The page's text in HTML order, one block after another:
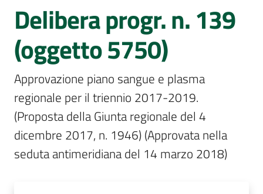
Argomenti
Per
i
media
Per
i
Delibera progr. n. 139
(oggetto 5750)
Approvazione piano sangue e plasma
regionale per il triennio 2017-2019.
(Proposta della Giunta regionale del 4
dicembre 2017, n. 1946) (Approvata nella
seduta antimeridiana del 14 marzo 2018)